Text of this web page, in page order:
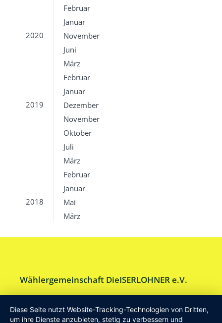
Februar
Januar
2020
November
Juni
März
Februar
Januar
2019
Dezember
November
Oktober
Juli
März
Februar
Januar
2018
Mai
März
Wählergemeinschaft DieISERLOHNER e.V.
Am Drillenbusch 11 - 58638 Iserlohn
Tel:Geschäftsstelle 02371-9748599
Diese Seite nutzt Website-Tracking-Technologien von Dritten,
um ihre Dienste anzubieten, stetig zu verbessern und